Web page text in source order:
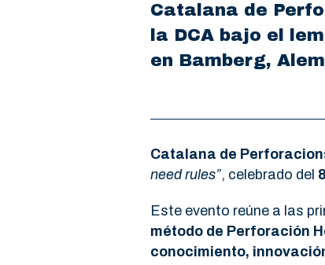
Catalana de
la DCA bajo el
en Bamberg,
Catalana de
need rules”, celebrado del
Este evento reúne a las
método de Perforación
conocimiento,